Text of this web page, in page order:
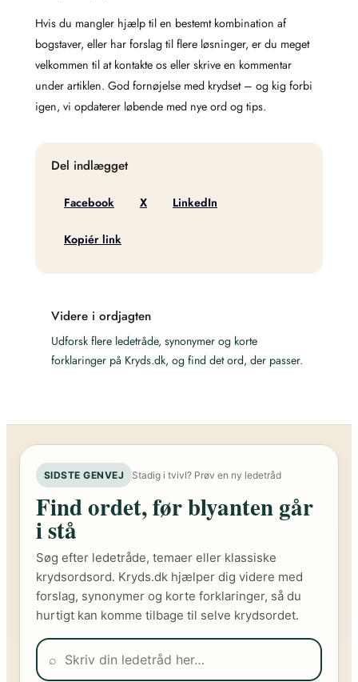
Hvis du mangler hjælp til en bestemt kombination af
bogstaver, eller har forslag til flere løsninger, er du meget
velkommen til at kontakte os eller skrive en kommentar
under artiklen. God fornøjelse med krydset – og kig forbi
igen, vi opdaterer løbende med nye ord og tips.
Del indlægget
Facebook X LinkedIn
Kopiér link
Videre i ordjagten
Udforsk flere ledetråde, synonymer og korte
forklaringer på Kryds.dk, og find det ord, der passer.
SIDSTE GENVEJ Stadig i tvivl? Prøv en ny ledetråd
Find ordet, før blyanten går
i stå
Søg efter ledetråde, temaer eller klassiske
krydsordsord. Kryds.dk hjælper dig videre med
forslag, synonymer og korte forklaringer, så du
hurtigt kan komme tilbage til selve krydsordet.
⌕